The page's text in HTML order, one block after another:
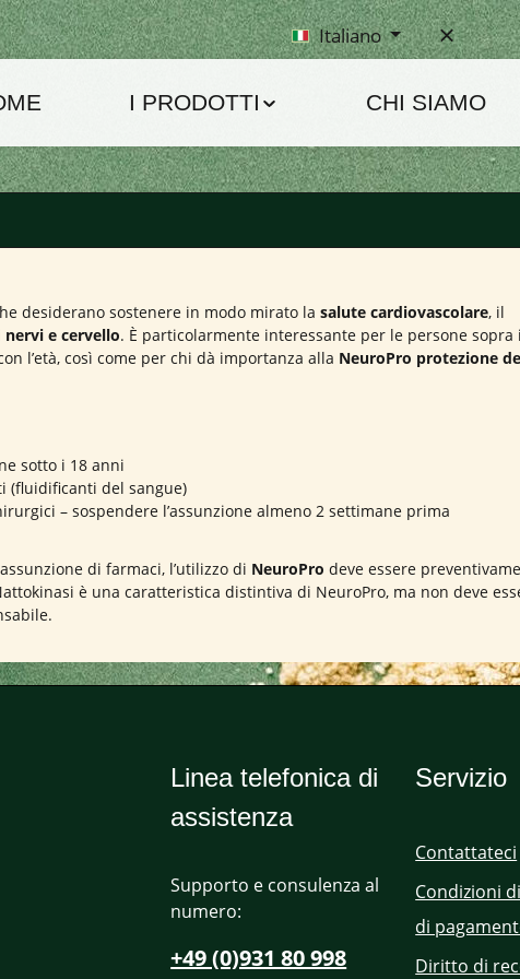
Italiano
I PRODOTTI CHI SIAMO
desiderano sostenere in modo mirato la salute cardiovascolare, il
nervi e cervello. È particolarmente interessante per le persone sopra
l’età, così come per chi dà importanza alla NeuroPro protezione
sotto i 18 anni
(fluidificanti del sangue)
– sospendere l’assunzione almeno 2 settimane prima
di farmaci, l’utilizzo di NeuroPro deve essere
è una caratteristica distintiva di NeuroPro, ma non deve
Linea telefonica di
assistenza
Supporto e consulenza al
numero:
+49 (0)931 80 998
Servizio
Contattateci
Condizioni
di
Diritto di